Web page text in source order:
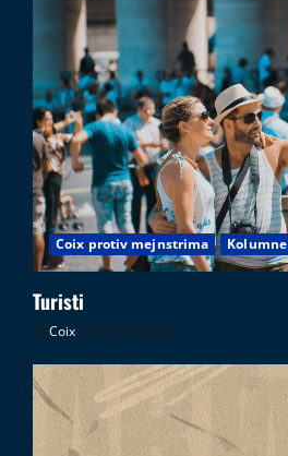
Coix protiv mejnstrima Kolumne
Turisti
Coix 08.08.2026